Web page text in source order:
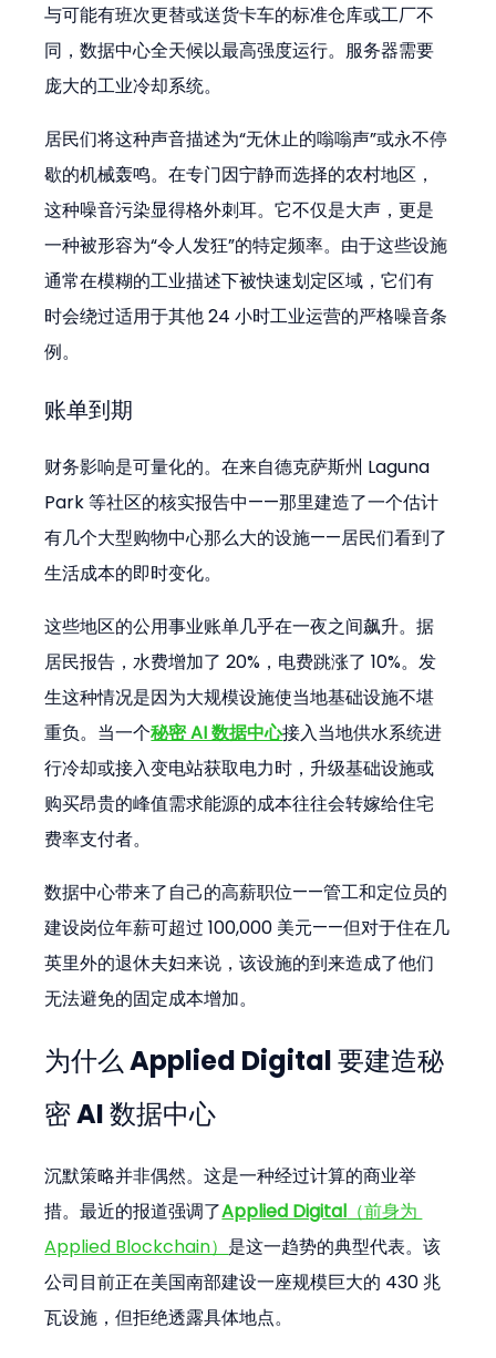
与可能有班次更替或送货卡车的标准仓库或工厂不
同，数据中心全天候以最高强度运行。服务器需要
庞大的工业冷却系统。
居民们将这种声音描述为“无休止的嗡嗡声”或永不停
歇的机械轰鸣。在专门因宁静而选择的农村地区，
这种噪音污染显得格外刺耳。它不仅是大声，更是
一种被形容为“令人发狂”的特定频率。由于这些设施
通常在模糊的工业描述下被快速划定区域，它们有
时会绕过适用于其他 24 小时工业运营的严格噪音条
例。
账单到期
财务影响是可量化的。在来自德克萨斯州 Laguna
Park 等社区的核实报告中——那里建造了一个估计
有几个大型购物中心那么大的设施——居民们看到了
生活成本的即时变化。
这些地区的公用事业账单几乎在一夜之间飙升。据
居民报告，水费增加了 20%，电费跳涨了 10%。发
生这种情况是因为大规模设施使当地基础设施不堪
重负。当一个秘密 AI 数据中心接入当地供水系统进
行冷却或接入变电站获取电力时，升级基础设施或
购买昂贵的峰值需求能源的成本往往会转嫁给住宅
费率支付者。
数据中心带来了自己的高薪职位——管工和定位员的
建设岗位年薪可超过 100,000 美元——但对于住在几
英里外的退休夫妇来说，该设施的到来造成了他们
无法避免的固定成本增加。
为什么 Applied Digital 要建造秘
密 AI 数据中心
沉默策略并非偶然。这是一种经过计算的商业举
措。最近的报道强调了Applied Digital （前身为
Applied Blockchain） 是这一趋势的典型代表。该
公司目前正在美国南部建设一座规模巨大的 430 兆
瓦设施，但拒绝透露具体地点。